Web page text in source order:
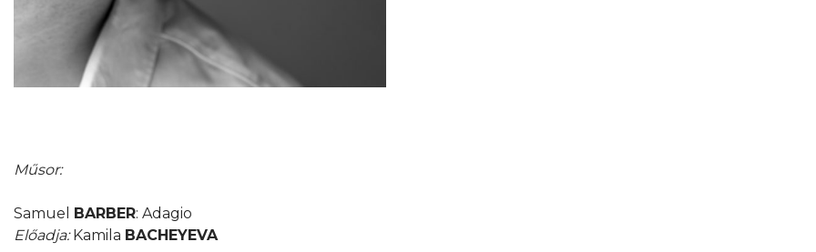
Műsor:
Samuel BARBER: Adagio
Előadja:Kamila BACHEYEVA